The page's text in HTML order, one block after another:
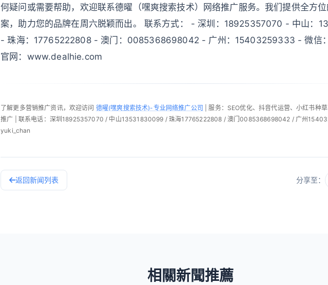
何疑问或需要帮助，欢迎联系德曜（嘿爽搜索技术）网络推广服务。我们提供全方
案，助力您的品牌在周六脱颖而出。 联系方式： - 深圳：18925357070 - 中山：
- 珠海：17765222808 - 澳门：0085368698042 - 广州：15403259333 - 微信
官网：www.dealhie.com
了解更多营销推广资讯，欢迎访问 德曜(嘿爽搜索技术)-专业网络推广公司
| 服务：SEO优化、抖音代运营、小红书种
推广 | 联系电话：深圳18925357070 / 中山13531830099 / 珠海17765222808 / 澳门0085368698042 / 广州
yuki_chan
返回新闻列表 分享至：
相關新聞推薦